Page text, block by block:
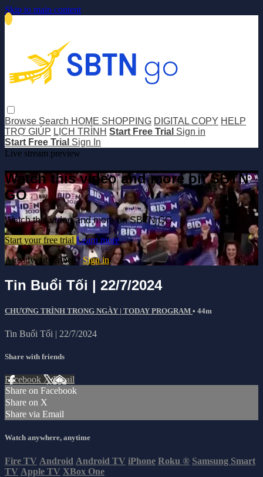
Skip to main content
Browse Search HOME SHOPPING DIGITAL COPY HELP
TRỢ GIÚP LỊCH TRÌNH Start Free Trial Sign in
Start Free Trial Sign In
Live stream preview
Watch this video and more on SBTN
GO
Watch this video and more on SBTN GO
Start your free trial Learn more
Already subscribed? Sign in
Tin Buổi Tối | 22/7/2024
CHƯƠNG TRÌNH TRONG NGÀY | TODAY PROGRAM • 44m
Tin Buổi Tối | 22/7/2024
Share with friends
Facebook XEmail
Share on Facebook
Share on X
Share via Email
Watch anywhere, anytime
Fire TV Android Android TV iPhone Roku ® Samsung Smart
TV Apple TV XBox One